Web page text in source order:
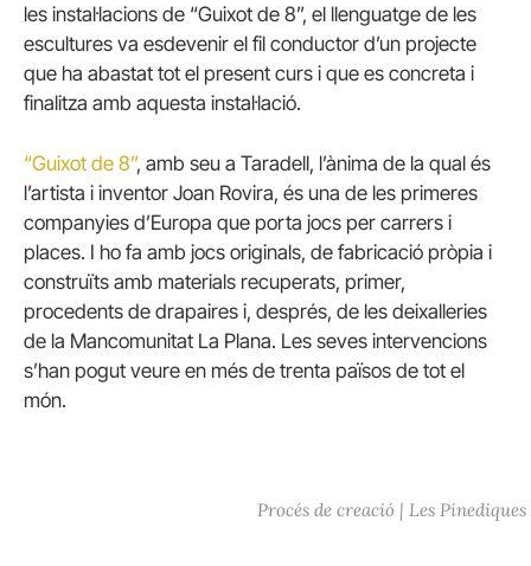
les instal·lacions de “Guixot de 8”, el llenguatge de les
escultures va esdevenir el fil conductor d’un projecte
que ha abastat tot el present curs i que es concreta i
finalitza amb aquesta instal·lació.
“Guixot de 8”, amb seu a Taradell, l’ànima de la qual és
l’artista i inventor Joan Rovira, és una de les primeres
companyies d’Europa que porta jocs per carrers i
places. I ho fa amb jocs originals, de fabricació pròpia i
construïts amb materials recuperats, primer,
procedents de drapaires i, després, de les deixalleries
de la Mancomunitat La Plana. Les seves intervencions
s’han pogut veure en més de trenta països de tot el
món.
Procés de creació | Les Pinediques